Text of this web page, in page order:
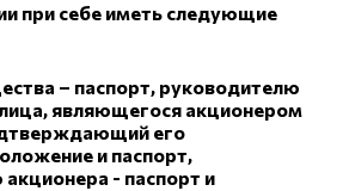
при себе иметь следующие
– паспорт, руководителю
являющегося акционером
его
и паспорт,
- паспорт и